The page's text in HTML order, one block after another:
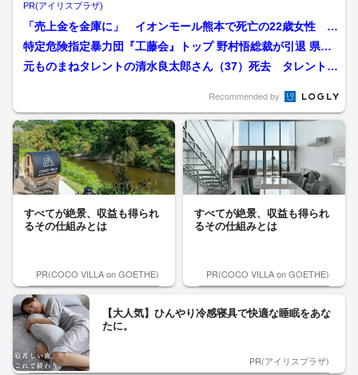
PR(アイリスプラザ)
「売上金を金庫に」 イオンモール熊本で死亡の22歳女性 勤
務店運営会社の指示受け...
特定危険指定暴力団『工藤会』トップ 野村悟総裁が引退 県公
安委員会が公示 工藤会...
元ものまねタレントの清水良太郎さん（37）死去 タレント・
Recommended by
すべてが絶景、収益も得られ
るその仕組みとは
PR(COCO VILLA on GOETHE)
すべてが絶景、収益も得られ
るその仕組みとは
PR(COCO VILLA on GOETHE)
【大人気】ひんやり冷感寝具で快適な睡眠をあな
たに。
PR(アイリスプラザ)